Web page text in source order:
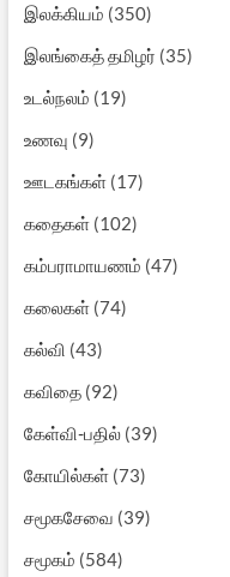
இலக்கியம் (350)
இலங்கைத் தமிழர் (35)
உடல்நலம் (19)
உணவு (9)
ஊடகங்கள்(17)
கதைகள்(102)
கம்பராமாயணம் (47)
கலைகள்(74)
கல்வி (43)
கவிதை(92)
கேள்வி-பதில்(39)
கோயில்கள்(73)
சமூகசேவை (39)
சமூகம் (584)